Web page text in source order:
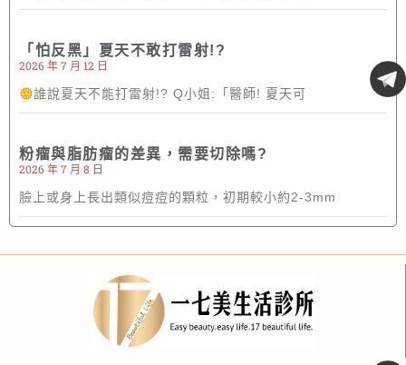
「怕反黑」夏天不敢打雷射!?
2026 年 7 月 12 日
誰說夏天不能打雷射!? Q小姐:「醫師! 夏天可
粉瘤與脂肪瘤的差異，需要切除嗎?
2026 年 7 月 8 日
臉上或身上長出類似痘痘的顆粒，初期較小約2-3mm